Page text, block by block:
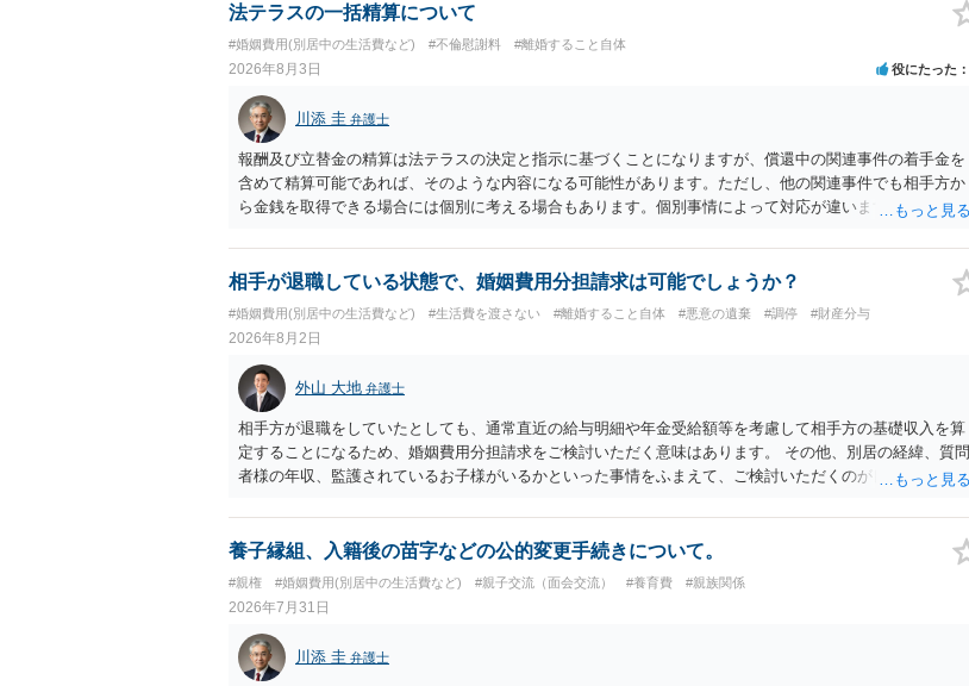
法テラスの一括精算について
#婚姻費用(別居中の生活費など) #不倫慰謝料 #離婚すること自体
2026年8月3日 役にたった
川添 圭 弁護士
報酬及び立替金の精算は法テラスの決定と指示に基づくことになりますが、償還中の関連事件の着手金を
含めて精算可能であれば、そのような内容になる可能性があります。ただし、他の関連事件でも相手方か
ら金銭を取得できる場合には個別に考える場合もあります。個別事情によって対応が違いますので、法テ
相手が退職している状態で、婚姻費用分担請求は可能でしょうか？
#婚姻費用(別居中の生活費など) #生活費を渡さない #離婚すること自体 #悪意の遺棄 #調停 #財産分与
2026年8月2日
外山 大地 弁護士
相手方が退職をしていたとしても、通常直近の給与明細や年金受給額等を考慮して相手方の基礎収入を算
定することになるため、婚姻費用分担請求をご検討いただく意味はあります。 その他、別居の経緯、質問
者様の年収、監護されているお子様がいるかといった事情をふまえて、ご検討いただくのが良いかと思い
養子縁組、入籍後の苗字などの公的変更手続きについて。
#親権 #婚姻費用(別居中の生活費など) #親子交流（面会交流） #養育費 #親族関係
2026年7月31日
川添 圭 弁護士